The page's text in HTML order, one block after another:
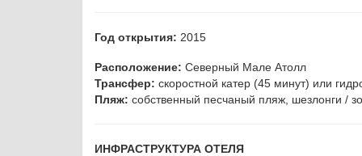
Год открытия: 2015
Расположение: Северный Мале Атолл
Трансфер: скоростной катер (45 минут) или
Пляж: собственный песчаный пляж, шезлонги /
ИНФРАСТРУКТУРА ОТЕЛЯ